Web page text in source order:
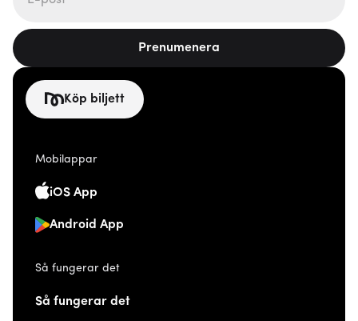
Prenumenera
Köp biljett
Mobilappar
iOS App
Android App
Så fungerar det
Så fungerar det